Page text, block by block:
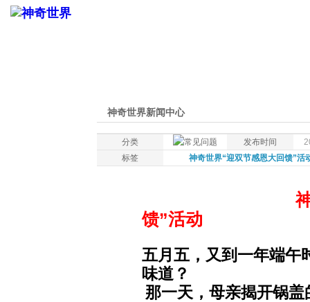
神奇世界新闻中心
分类 发布时间
标签
神奇世界“迎双节感恩大回馈”活
馈”活动
五月五，又到一年端午
味道？
那一天，母亲揭开锅